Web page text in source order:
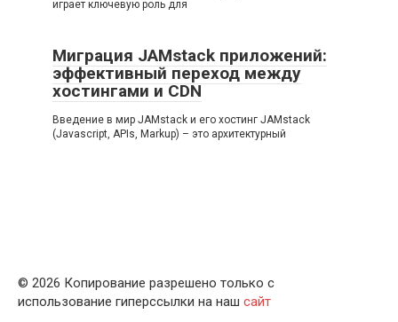
играет ключевую роль для
Миграция JAMstack приложений:
эффективный переход между
хостингами и CDN
Введение в мир JAMstack и его хостинг JAMstack
(Javascript, APIs, Markup) – это архитектурный
© 2026 Копирование разрешено только с
использование гиперссылки на наш сайт